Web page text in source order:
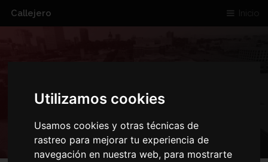
Utilizamos cookies
Usamos cookies y otras técnicas de
rastreo para mejorar tu experiencia de
navegación en nuestra web, para mostrarte
Callejero Inicio
CIUDAD REAL